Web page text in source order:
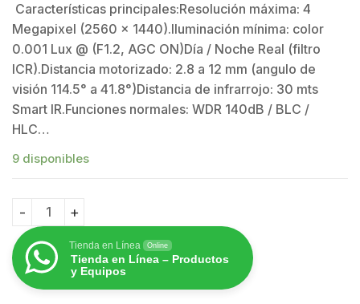
$
Características principales:Resolución máxima: 4
Megapixel (2560 x 1440).Iluminación mínima: color
0.001 Lux @ (F1.2, AGC ON)Día / Noche Real (filtro
ICR).Distancia motorizado: 2.8 a 12 mm (angulo de
visión 114.5° a 41.8°)Distancia de infrarrojo: 30 mts
Smart IR.Funciones normales: WDR 140dB / BLC /
HLC…
9 disponibles
Domo IP 4 Megapixel / 30 mts IR EXIR / Lente Mot.
Tienda en Línea Online
Tienda en Línea – Productos
y Equipos